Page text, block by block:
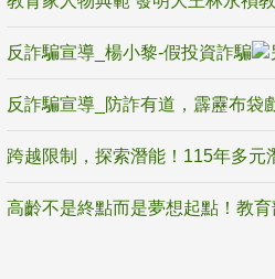
反詐騙宣導_楊小黎-假投資詐騙